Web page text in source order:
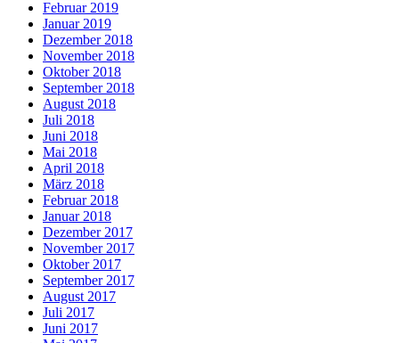
Februar 2019
Januar 2019
Dezember 2018
November 2018
Oktober 2018
September 2018
August 2018
Juli 2018
Juni 2018
Mai 2018
April 2018
März 2018
Februar 2018
Januar 2018
Dezember 2017
November 2017
Oktober 2017
September 2017
August 2017
Juli 2017
Juni 2017